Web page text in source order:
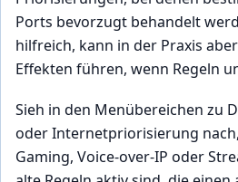
Ports bevorzugt behandelt
hilfreich, kann in der Praxis
Effekten führen, wenn Regeln
Sieh in den Menübereichen zu
oder Internetpriorisierung
Gaming, Voice-over-IP oder